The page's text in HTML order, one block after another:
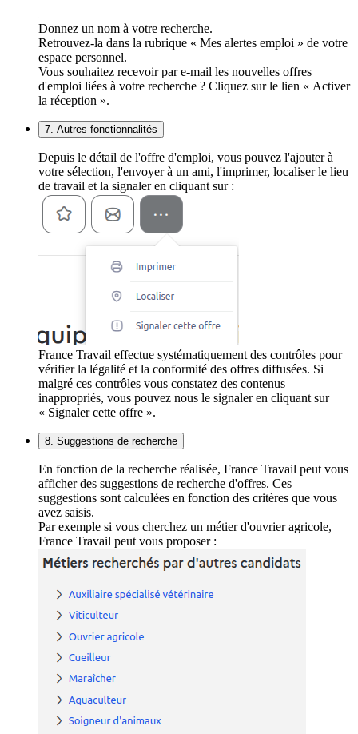
Donnez un nom à votre recherche.
Retrouvez-la dans la rubrique « Mes alertes emploi » de votre
espace personnel.
Vous souhaitez recevoir par e-mail les nouvelles offres
d'emploi liées à votre recherche ? Cliquez sur le lien « Activer
la réception ».
7. Autres fonctionnalités
Depuis le détail de l'offre d'emploi, vous pouvez l'ajouter à
votre sélection, l'envoyer à un ami, l'imprimer, localiser le lieu
de travail et la signaler en cliquant sur :
France Travail effectue systématiquement des contrôles pour
vérifier la légalité et la conformité des offres diffusées. Si
malgré ces contrôles vous constatez des contenus
inappropriés, vous pouvez nous le signaler en cliquant sur
« Signaler cette offre ».
8. Suggestions de recherche
En fonction de la recherche réalisée, France Travail peut vous
afficher des suggestions de recherche d'offres. Ces
suggestions sont calculées en fonction des critères que vous
avez saisis.
Par exemple si vous cherchez un métier d'ouvrier agricole,
France Travail peut vous proposer :